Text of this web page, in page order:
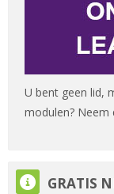
U bent geen lid,
modulen? Neem
GRATIS
GRATIS